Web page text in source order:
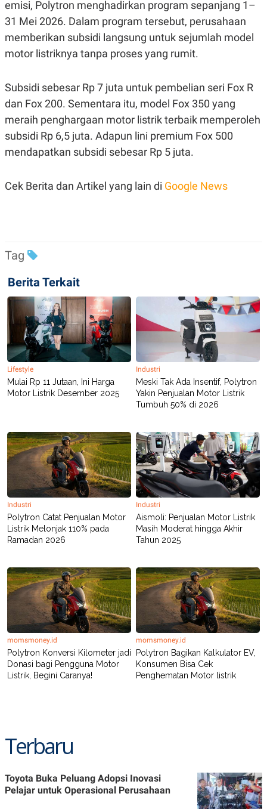
C
A
D
M
Y
L
E
E
.
I
L
A
N
G
A
N
A
T
K
I
N
R
J
A
E
T
E
P
E
E
R
I
I
G
K
G
M
E
D
I
A
SITEMAPPROFILETERM
OF
USE
PEDOMAN
PEMBERITAAN
SIBER
PRIVACY
POLICY
emisi, Polytron menghadirkan program sepanjang 1–
31 Mei 2026. Dalam program tersebut, perusahaan
memberikan subsidi langsung untuk sejumlah model
motor listriknya tanpa proses yang rumit.
Subsidi sebesar Rp 7 juta untuk pembelian seri Fox R
dan Fox 200. Sementara itu, model Fox 350 yang
meraih penghargaan motor listrik terbaik memperoleh
subsidi Rp 6,5 juta. Adapun lini premium Fox 500
mendapatkan subsidi sebesar Rp 5 juta.
Cek Berita dan Artikel yang lain di Google News
Tag
Berita Terkait
Lifestyle
Mulai Rp 11 Jutaan, Ini Harga
Motor Listrik Desember 2025
Industri
Meski Tak Ada Insentif, Polytron
Yakin Penjualan Motor Listrik
Tumbuh 50% di 2026
Industri
Polytron Catat Penjualan Motor
Listrik Melonjak 110% pada
Ramadan 2026
Industri
Aismoli: Penjualan Motor Listrik
Masih Moderat hingga Akhir
Tahun 2025
momsmoney.id
Polytron Konversi Kilometer jadi
Donasi bagi Pengguna Motor
Listrik, Begini Caranya!
momsmoney.id
Polytron Bagikan Kalkulator EV,
Konsumen Bisa Cek
Penghematan Motor listrik
Terbaru
Toyota Buka Peluang Adopsi Inovasi
Pelajar untuk Operasional Perusahaan